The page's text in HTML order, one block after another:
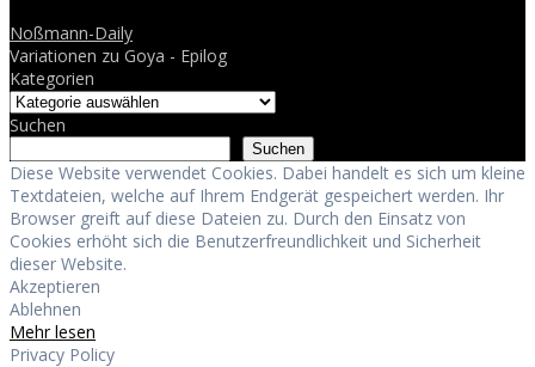
Noßmann-Daily
Variationen zu Goya - Epilog
Kategorien
Suchen
Suchen
Diese Website verwendet Cookies. Dabei handelt es sich um kleine
Textdateien, welche auf Ihrem Endgerät gespeichert werden. Ihr
Browser greift auf diese Dateien zu. Durch den Einsatz von
Cookies erhöht sich die Benutzerfreundlichkeit und Sicherheit
dieser Website.
Akzeptieren
Ablehnen
Mehr lesen
Privacy Policy